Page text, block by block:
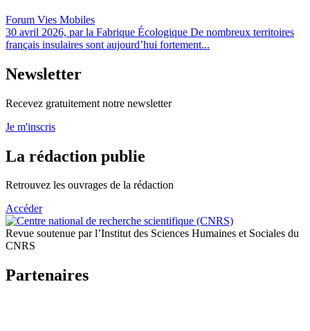
Forum Vies Mobiles
30 avril 2026, par la Fabrique Écologique De nombreux territoires
français insulaires sont aujourd’hui fortement...
Newsletter
Recevez gratuitement notre newsletter
Je m'inscris
La rédaction publie
Retrouvez les ouvrages de la rédaction
Accéder
Revue soutenue par l’Institut des Sciences Humaines et Sociales du
CNRS
Partenaires